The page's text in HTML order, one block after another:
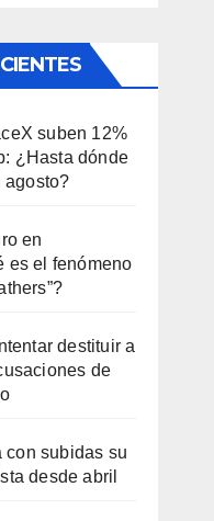
suben 12%
¿Hasta dónde
agosto?
en
es el fenómeno
destituir a
de
con subidas su
desde abril